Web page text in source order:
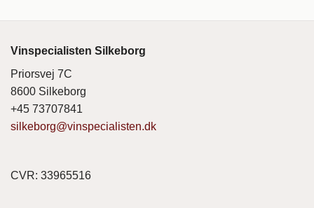
Vinspecialisten Silkeborg
Priorsvej 7C
8600 Silkeborg
+45 73707841
silkeborg@vinspecialisten.dk
CVR: 33965516